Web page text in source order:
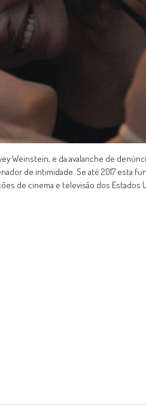
Weinstein, e da avalanche de
de intimidade. Se até 2017 esta
de cinema e televisão dos